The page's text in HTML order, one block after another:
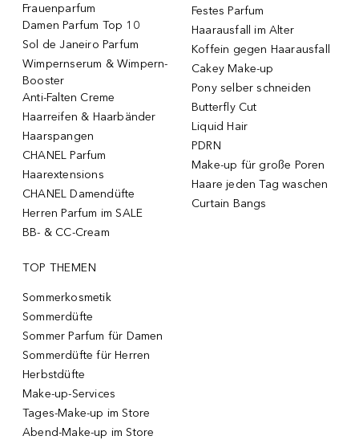
Frauenparfum
Damen Parfum Top 10
Sol de Janeiro Parfum
Wimpernserum & Wimpern-
Booster
Anti-Falten Creme
Haarreifen & Haarbänder
Haarspangen
CHANEL Parfum
Haarextensions
CHANEL Damendüfte
Herren Parfum im SALE
BB- & CC-Cream
Festes Parfum
Haarausfall im Alter
Koffein gegen Haarausfall
Cakey Make-up
Pony selber schneiden
Butterfly Cut
Liquid Hair
PDRN
Make-up für große Poren
Haare jeden Tag waschen
Curtain Bangs
TOP THEMEN
Sommerkosmetik
Sommerdüfte
Sommer Parfum für Damen
Sommerdüfte für Herren
Herbstdüfte
Make-up-Services
Tages-Make-up im Store
Abend-Make-up im Store